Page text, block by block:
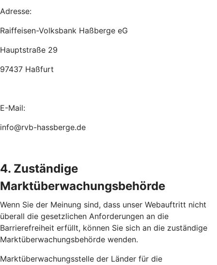
Adresse:
Raiffeisen-Volksbank Haßberge eG
Hauptstraße 29
97437 Haßfurt
E-Mail:
info@rvb-hassberge.de
4. Zuständige
Marktüberwachungsbehörde
Wenn Sie der Meinung sind, dass unser Webauftritt nicht
überall die gesetzlichen Anforderungen an die
Barrierefreiheit erfüllt, können Sie sich an die zuständige
Marktüberwachungsbehörde wenden.
Marktüberwachungsstelle der Länder für die